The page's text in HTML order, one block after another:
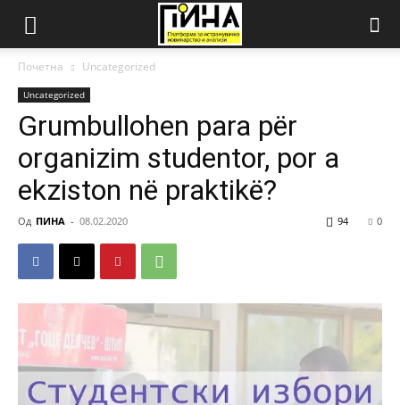
Почетна Uncategorized
Uncategorized
Grumbullohen para për
organizim studentor, por a
ekziston në praktikë?
Од ПИНА - 08.02.2020 0
94